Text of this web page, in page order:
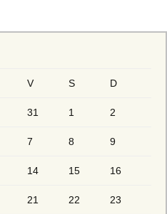
V S D
31 1 2
7 8 9
14 15 16
21 22 23